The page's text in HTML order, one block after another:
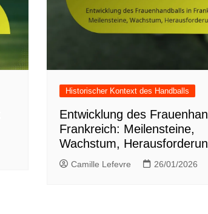
Historischer Kontext des Handballs
Entwicklung des
Frankreich: Meilensteine,
Wachstum,
Camille Lefevre 26/01/2026